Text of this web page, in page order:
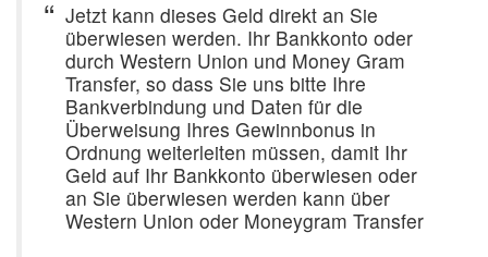
Jetzt kann dieses Geld direkt an Sie
überwiesen werden. Ihr Bankkonto oder
durch Western Union und Money Gram
Transfer, so dass Sie uns bitte Ihre
Bankverbindung und Daten für die
Überweisung Ihres Gewinnbonus in
Ordnung weiterleiten müssen, damit Ihr
Geld auf Ihr Bankkonto überwiesen oder
an Sie überwiesen werden kann über
Western Union oder Moneygram Transfer